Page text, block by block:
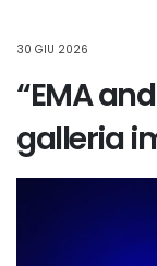
30 GIU 2026
“EMA
galleria